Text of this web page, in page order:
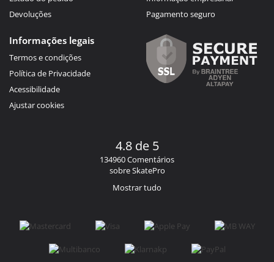
Devoluções
Pagamento seguro
Informações legais
Termos e condições
Política de Privacidade
Acessibilidade
Ajustar cookies
4.8 de 5
134960 Comentários
sobre SkatePro
Mostrar tudo